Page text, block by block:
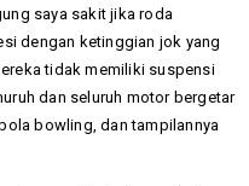
saya sakit jika roda
dengan ketinggian jok yang
tidak memiliki suspensi
dan seluruh motor bergetar
bowling, dan tampilannya